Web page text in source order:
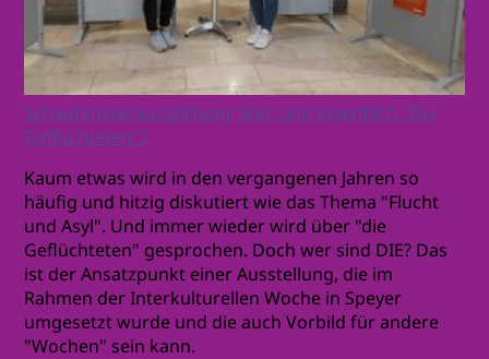
Schaufensterausstellung: Wer sind eigentlich "Die
Geflüchteten"?
Kaum etwas wird in den vergangenen Jahren so
häufig und hitzig diskutiert wie das Thema "Flucht
und Asyl". Und immer wieder wird über "die
Geflüchteten" gesprochen. Doch wer sind DIE? Das
ist der Ansatzpunkt einer Ausstellung, die im
Rahmen der Interkulturellen Woche in Speyer
umgesetzt wurde und die auch Vorbild für andere
"Wochen" sein kann.